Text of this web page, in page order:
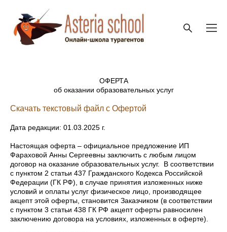
ОФЕРТА
об оказании образовательных услуг
Скачать текстовый файл с Офертой
Дата редакции: 01.03.2025 г.
Настоящая оферта – официальное предложение ИП
Фараховой Анны Сергеевны заключить с любым лицом
договор на оказание образовательных услуг. В соответствии
с пунктом 2 статьи 437 Гражданского Кодекса Российской
Федерации (ГК РФ), в случае принятия изложенных ниже
условий и оплаты услуг физическое лицо, производящее
акцепт этой оферты, становится Заказчиком (в соответствии
с пунктом 3 статьи 438 ГК РФ акцепт оферты равносилен
заключению договора на условиях, изложенных в оферте).